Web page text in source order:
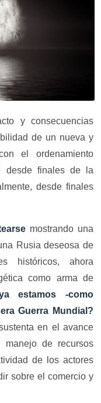
y consecuencias
de un nueva y
el ordenamiento
desde finales de la
desde finales
mostrando una
Rusia deseosa de
históricos, ahora
como arma de
estamos -como
Guerra Mundial?
en el avance
de recursos
de los actores
sobre el comercio y